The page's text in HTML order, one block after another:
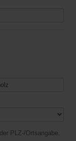
PLZ-/Ortsangabe.